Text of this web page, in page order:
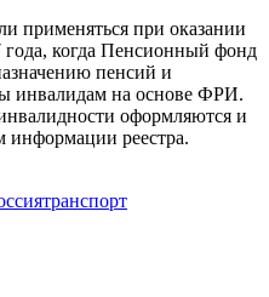
применяться при оказании
года, когда Пенсионный фонд
пенсий и
инвалидам на основе ФРИ.
оформляются и
информации реестра.
транспорт